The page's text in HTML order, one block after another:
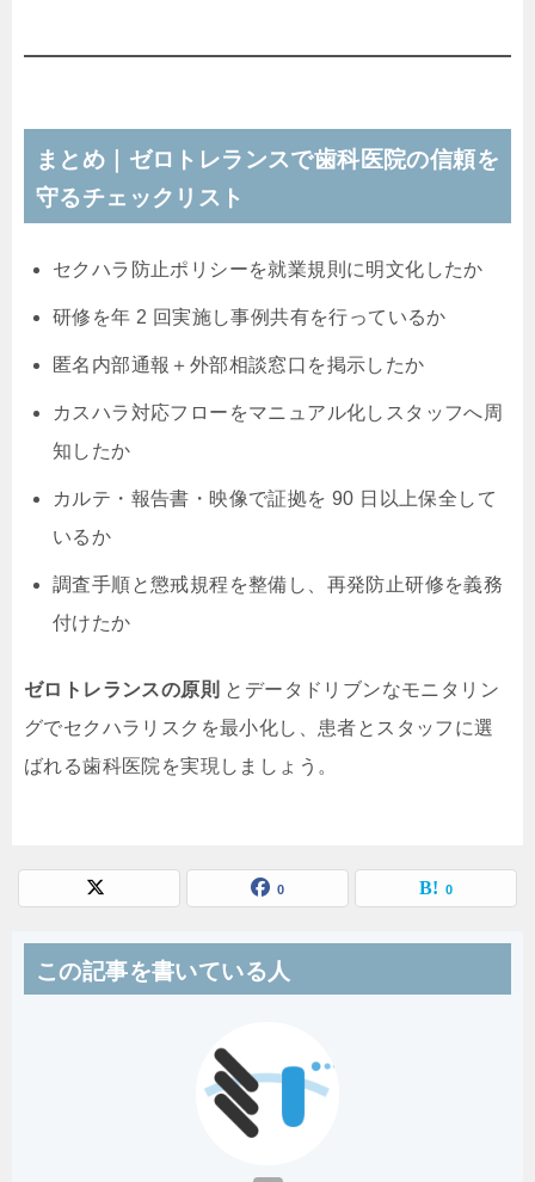
まとめ｜ゼロトレランスで歯科医院の信頼を
守るチェックリスト
セクハラ防止ポリシーを就業規則に明文化したか
研修を年 2 回実施し事例共有を行っているか
匿名内部通報＋外部相談窓口を掲示したか
カスハラ対応フローをマニュアル化しスタッフへ周
知したか
カルテ・報告書・映像で証拠を 90 日以上保全して
いるか
調査手順と懲戒規程を整備し、再発防止研修を義務
付けたか
ゼロトレランスの原則 とデータドリブンなモニタリン
グでセクハラリスクを最小化し、患者とスタッフに選
ばれる歯科医院を実現しましょう。
0 0
この記事を書いている人